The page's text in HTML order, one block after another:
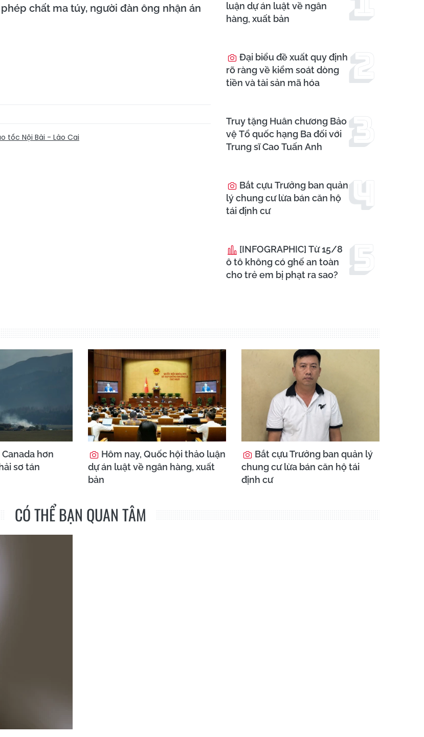
chất ma túy, người đàn ông nhận án
tốc Nội Bài - Lào Cai
luận dự án luật về ngân
hàng, xuất bản
Đại biểu đề xuất quy định
rõ ràng về kiểm soát dòng
tiền và tài sản mã hóa
Truy tặng Huân chương Bảo
vệ Tổ quốc hạng Ba đối với
Trung sĩ Cao Tuấn Anh
Bắt cựu Trưởng ban quản
lý chung cư lừa bán căn hộ
tái định cư
[INFOGRAPHIC] Từ 15/8
ô tô không có ghế an toàn
cho trẻ em bị phạt ra sao?
hơn
sơ tán
Hôm nay, Quốc hội thảo luận
dự án luật về ngân hàng, xuất
bản
Bắt cựu Trưởng ban quản lý
chung cư lừa bán căn hộ tái
định cư
CÓ THỂ BẠN QUAN TÂM